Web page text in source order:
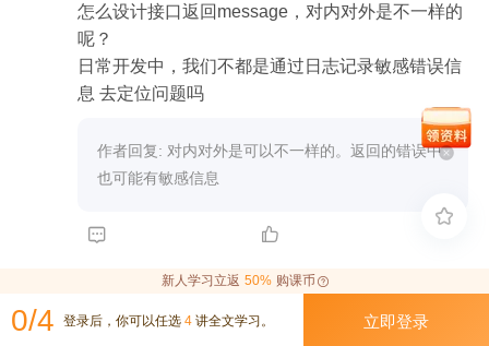
怎么设计接口返回message，对内对外是不一样的
呢？
日常开发中，我们不都是通过日志记录敏感错误信
息 去定位问题吗
作者回复: 对内对外是可以不一样的。返回的错误中
也可能有敏感信息
 
新人学习立返 50% 购课币
0/4 登录后，你可以任选 4 讲全文学习。 立即登录
